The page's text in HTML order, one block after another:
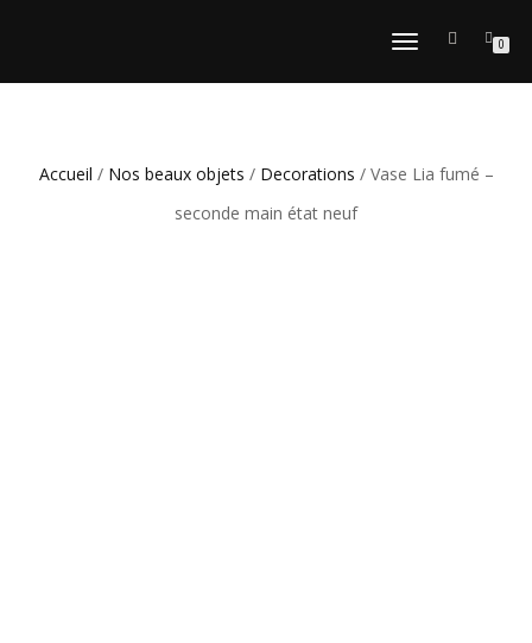
DÉPLIER
NAVIGATION
0
Accueil / Nos beaux objets / Decorations / Vase Lia fumé –
seconde main état neuf